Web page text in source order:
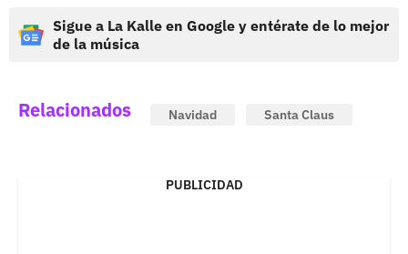
Sigue a La Kalle en Google y entérate de lo mejor
de la música
Relacionados Navidad Santa Claus
PUBLICIDAD